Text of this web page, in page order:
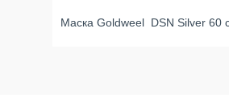
Маска Goldweel DSN Silver 60